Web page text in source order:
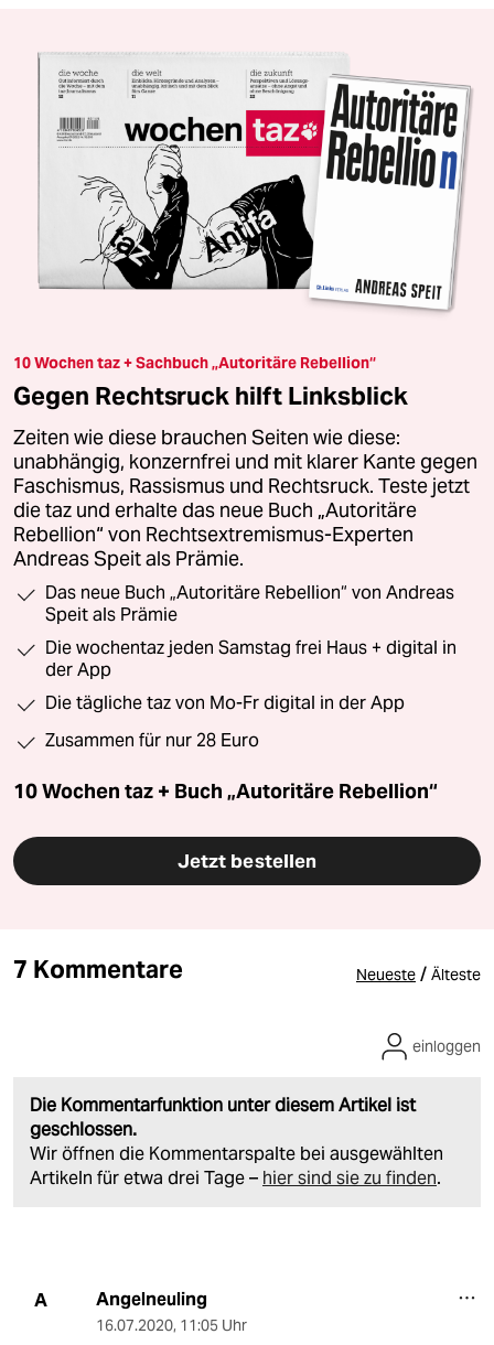
10 Wochen taz + Sachbuch „Autoritäre Rebellion“
Gegen Rechtsruck hilft Linksblick
Zeiten wie diese brauchen Seiten wie diese:
unabhängig, konzernfrei und mit klarer Kante gegen
Faschismus, Rassismus und Rechtsruck. Teste jetzt
die taz und erhalte das neue Buch „Autoritäre
Rebellion“ von Rechtsextremismus-Experten
Andreas Speit als Prämie.
Das neue Buch „Autoritäre Rebellion“ von Andreas
Speit als Prämie
Die wochentaz jeden Samstag frei Haus + digital in
der App
Die tägliche taz von Mo-Fr digital in der App
Zusammen für nur 28 Euro
10 Wochen taz + Buch „Autoritäre Rebellion“
Jetzt bestellen
7 Kommentare Neueste / Älteste
Die Kommentarfunktion unter diesem Artikel ist
geschlossen.
Wir öffnen die Kommentarspalte bei ausgewählten
Artikeln für etwa drei Tage – hier sind sie zu finden.
einloggen
A Angelneuling
16.07.2020, 11:05 Uhr